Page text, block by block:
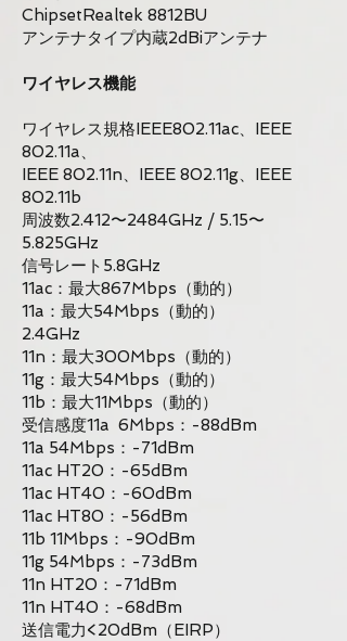
ChipsetRealtek 8812BU
アンテナタイプ内蔵2dBiアンテナ
ワイヤレス機能
ワイヤレス規格IEEE802.11ac、IEEE
802.11a、
IEEE 802.11n、IEEE 802.11g、IEEE
802.11b
周波数2.412〜2484GHz / 5.15〜
5.825GHz
信号レート5.8GHz
11ac：最大867Mbps（動的）
11a：最大54Mbps（動的）
2.4GHz
11n：最大300Mbps（動的）
11g：最大54Mbps（動的）
11b：最大11Mbps（動的）
受信感度11a 6Mbps：-88dBm
11a 54Mbps：-71dBm
11ac HT20：-65dBm
11ac HT40：-60dBm
11ac HT80：-56dBm
11b 11Mbps：-90dBm
11g 54Mbps：-73dBm
11n HT20：-71dBm
11n HT40：-68dBm
送信電力<20dBm（EIRP）